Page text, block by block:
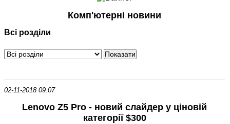
Периферія
Програмне забезпечення
Комп'ютерні новини
Всі розділи
02-11-2018 09:07
Lenovo Z5 Pro - новий слайдер у ціновій
категорії $300